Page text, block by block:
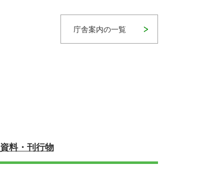
庁舎案内の一覧
資料・刊行物